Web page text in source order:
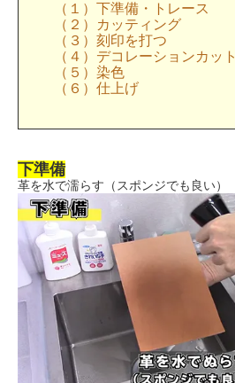
（１）下準備・トレース
（２）カッティング
（３）刻印を打つ
（４）デコレーションカット
（５）染色
（６）仕上げ
下準備
革を水で濡らす（スポンジでも良い）